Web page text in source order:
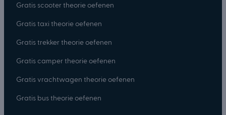
Gratis scooter theorie oefenen
Gratis taxi theorie oefenen
Gratis trekker theorie oefenen
Gratis camper theorie oefenen
Gratis vrachtwagen theorie oefenen
Gratis bus theorie oefenen